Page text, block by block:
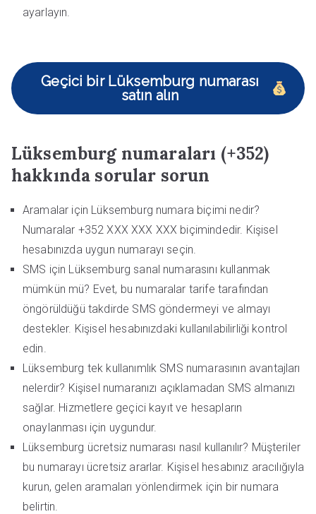
ayarlayın.
Geçici bir Lüksemburg numarası
satın alın
Lüksemburg numaraları (+352)
hakkında sorular sorun
Aramalar için Lüksemburg numara biçimi nedir?
Numaralar +352 XXX XXX XXX biçimindedir. Kişisel
hesabınızda uygun numarayı seçin.
SMS için Lüksemburg sanal numarasını kullanmak
mümkün mü? Evet, bu numaralar tarife tarafından
öngörüldüğü takdirde SMS göndermeyi ve almayı
destekler. Kişisel hesabınızdaki kullanılabilirliği kontrol
edin.
Lüksemburg tek kullanımlık SMS numarasının avantajları
nelerdir? Kişisel numaranızı açıklamadan SMS almanızı
sağlar. Hizmetlere geçici kayıt ve hesapların
onaylanması için uygundur.
Lüksemburg ücretsiz numarası nasıl kullanılır? Müşteriler
bu numarayı ücretsiz ararlar. Kişisel hesabınız aracılığıyla
kurun, gelen aramaları yönlendirmek için bir numara
belirtin.